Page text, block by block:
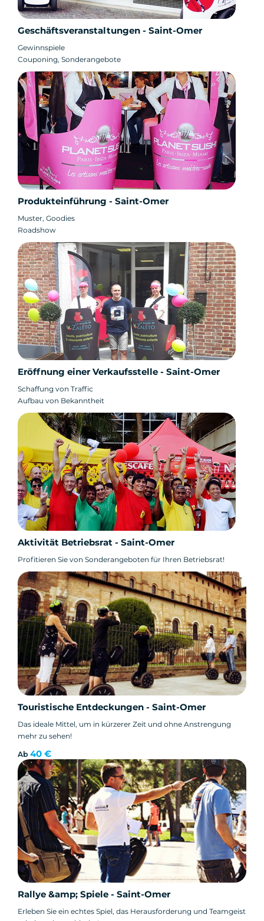
Geschäftsveranstaltungen - Saint-Omer
Gewinnspiele
Couponing, Sonderangebote
Produkteinführung - Saint-Omer
Muster, Goodies
Roadshow
Eröffnung einer Verkaufsstelle - Saint-Omer
Schaffung von Traffic
Aufbau von Bekanntheit
Aktivität Betriebsrat - Saint-Omer
Profitieren Sie von Sonderangeboten für Ihren Betriebsrat!
Touristische Entdeckungen - Saint-Omer
Das ideale Mittel, um in kürzerer Zeit und ohne Anstrengung
mehr zu sehen!
Ab 40 €
Rallye &amp; Spiele - Saint-Omer
Erleben Sie ein echtes Spiel, das Herausforderung und Teamgeist